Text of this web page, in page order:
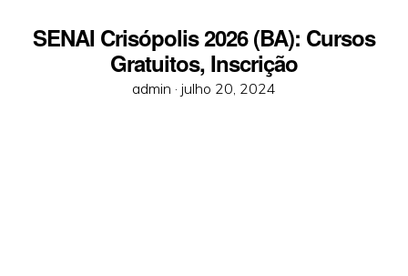
SENAI Crisópolis 2026 (BA): Cursos
Gratuitos, Inscrição
admin · Posted
julho 20, 2024